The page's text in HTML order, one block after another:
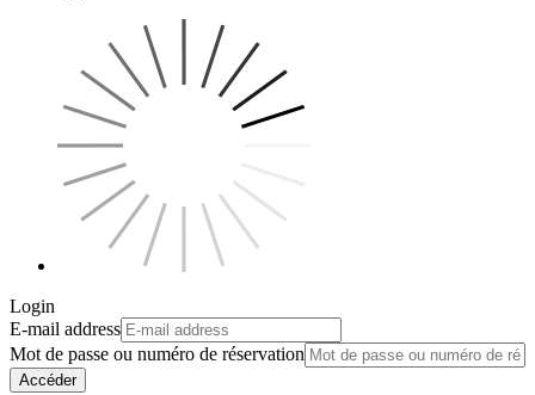
Login
E-mail address
Mot de passe ou numéro de réservation
Accéder